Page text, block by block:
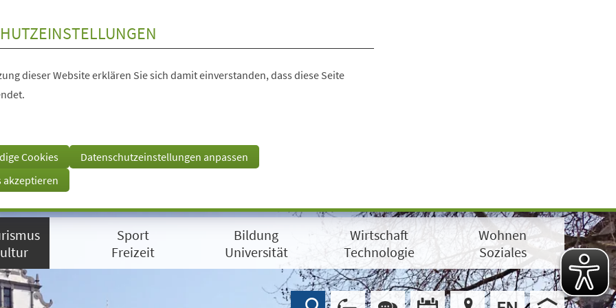
dieser Website erklären Sie sich damit einverstanden, dass diese Seite
Cookies
Datenschutzeinstellungen anpassen
akzeptieren
Sport
Freizeit
Bildung
Universität
Wirtschaft
Technologie
Wohnen
Soziales